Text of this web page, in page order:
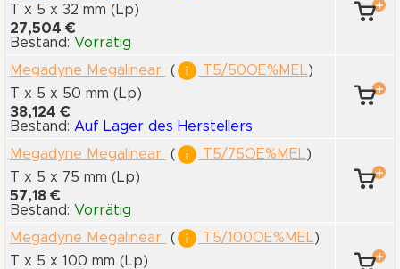
T x 5 x 32 mm (Lp)
27,504 €
Bestand: Vorrätig
Megadyne Megalinear
( T5/50OE%MEL)
T x 5 x 50 mm (Lp)
38,124 €
Bestand: Auf Lager des Herstellers
Megadyne Megalinear
( T5/75OE%MEL)
T x 5 x 75 mm (Lp)
57,18 €
Bestand: Vorrätig
Megadyne Megalinear
( T5/100OE%MEL)
T x 5 x 100 mm (Lp)